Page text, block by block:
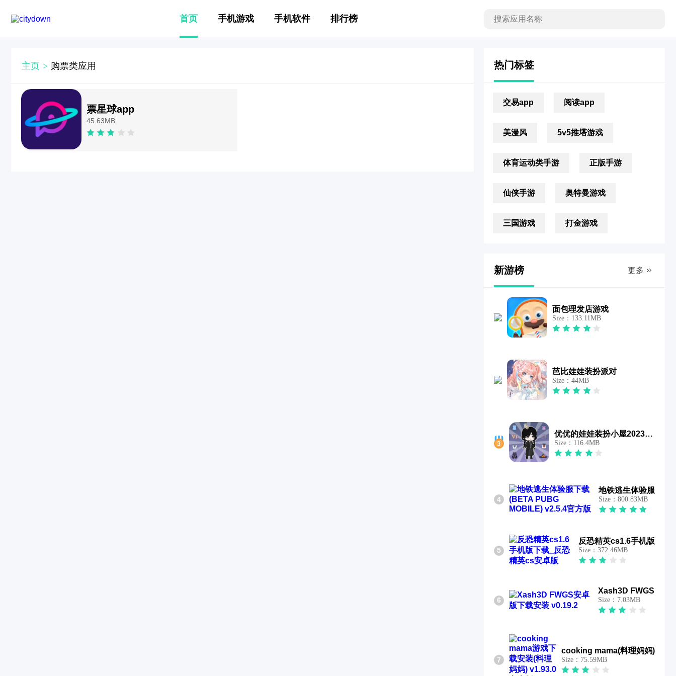
首页 手机游戏 手机软件 排行榜
主页 > 购票类应用
票星球app
45.63MB
热门标签
交易app 阅读app
美漫风 5v5推塔游戏
体育运动类手游 正版手游
仙侠手游 奥特曼游戏
三国游戏 打金游戏
新游榜 更多
面包理发店游戏
Size：133.11MB
芭比娃娃装扮派对
Size：44MB
优优的娃娃装扮小屋2023游戏
Size：116.4MB
4
地铁逃生体验服
Size：800.83MB
5
反恐精英cs1.6手机版
Size：372.46MB
6
Xash3D FWGS
Size：7.03MB
7
cooking mama(料理妈妈)
Size：75.59MB